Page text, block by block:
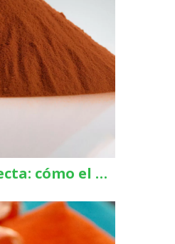
Obtener la cura correcta: cómo el perfilado de temperatura afecta el rendimiento del recubrimiento en polvo